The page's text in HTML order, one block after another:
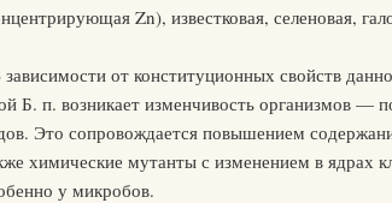
Zn), известковая, селеновая,
от конституционных свойств
Б. п. возникает изменчивость организмов —
Это сопровождается повышением
химические мутанты с изменением в ядрах
у микробов.